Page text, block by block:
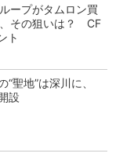
ープがタムロン買
その狙いは？ CF
ト
聖地”は深川に、
設